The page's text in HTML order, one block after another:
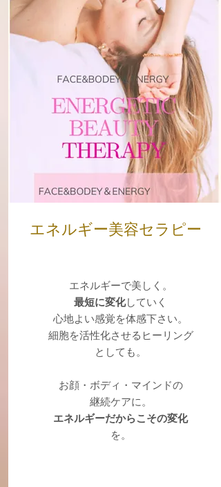
​エネルギー美容セラピー
エネルギーで美しく。
最短に変化していく
心地よい感覚を体感下さい。
​細胞を活性化させるヒーリング
としても。
お顔・ボディ・マインドの
​継続ケアに。
エネルギーだからこその変化
を。